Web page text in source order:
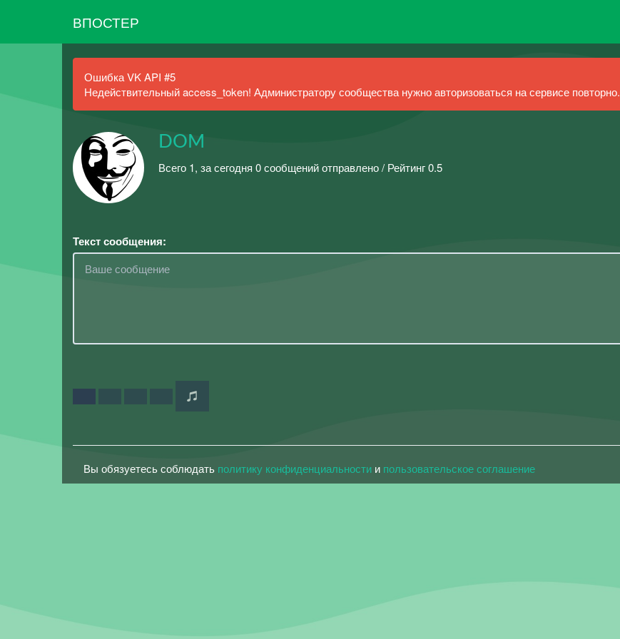
ВПОСТЕР
Ошибка VK API #5
Недействительный access_token! Администратору сообщества нужно авторизоваться на сервисе повторно.
DOM
Всего 1, за сегодня 0 сообщений отправлено / Рейтинг 0.5
Текст сообщения:
Вы обязуетесь соблюдать политику конфиденциальности и пользовательское соглашение